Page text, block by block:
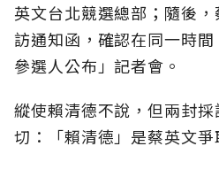
英文台北競選總部；隨後
訪通知函，確認在同一時
參選人公布」記者會。
縱使賴清德不說，但兩封
切：「賴清德」是蔡英文爭